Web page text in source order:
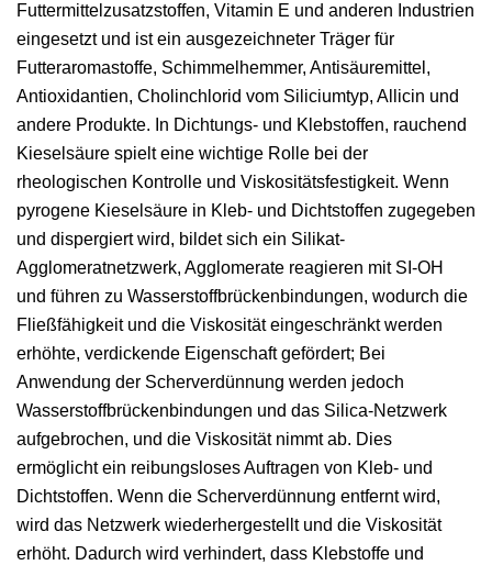
Futtermittelzusatzstoffen, Vitamin E und anderen Industrien
eingesetzt und ist ein ausgezeichneter Träger für
Futteraromastoffe, Schimmelhemmer, Antisäuremittel,
Antioxidantien, Cholinchlorid vom Siliciumtyp, Allicin und
andere Produkte. In Dichtungs- und Klebstoffen, rauchend
Kieselsäure spielt eine wichtige Rolle bei der
rheologischen Kontrolle und Viskositätsfestigkeit. Wenn
pyrogene Kieselsäure in Kleb- und Dichtstoffen zugegeben
und dispergiert wird, bildet sich ein Silikat-
Agglomeratnetzwerk, Agglomerate reagieren mit SI-OH
und führen zu Wasserstoffbrückenbindungen, wodurch die
Fließfähigkeit und die Viskosität eingeschränkt werden
erhöhte, verdickende Eigenschaft gefördert; Bei
Anwendung der Scherverdünnung werden jedoch
Wasserstoffbrückenbindungen und das Silica-Netzwerk
aufgebrochen, und die Viskosität nimmt ab. Dies
ermöglicht ein reibungsloses Auftragen von Kleb- und
Dichtstoffen. Wenn die Scherverdünnung entfernt wird,
wird das Netzwerk wiederhergestellt und die Viskosität
erhöht. Dadurch wird verhindert, dass Klebstoffe und